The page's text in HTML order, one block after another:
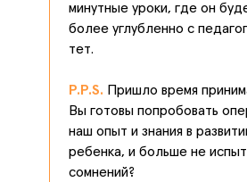
минутные уроки, где он
более углубленно с
тет.
P.P.S. Пришло время
Вы готовы попробовать
наш опыт и знания в
ребенка, и больше не
сомнений?